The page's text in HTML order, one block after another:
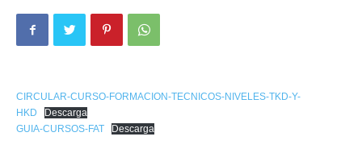
CIRCULAR-CURSO-FORMACION-TECNICOS-NIVELES-TKD-Y-
HKD
Descarga
GUIA-CURSOS-FAT
Descarga